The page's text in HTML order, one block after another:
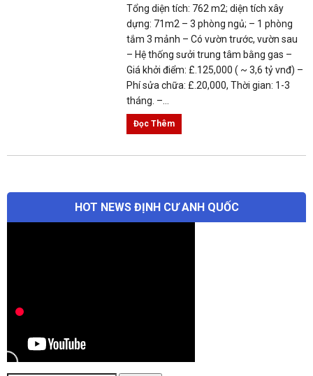
Tổng diện tích: 762 m2; diện tích xây
dựng: 71m2 – 3 phòng ngủ; – 1 phòng
tắm 3 mảnh – Có vườn trước, vườn sau
– Hệ thống sưởi trung tâm bằng gas –
Giá khởi điểm: £.125,000 ( ~ 3,6 tỷ vnđ) –
Phí sửa chữa: £.20,000, Thời gian: 1-3
tháng. –...
Đọc Thêm
HOT NEWS ĐỊNH CƯ ANH QUỐC